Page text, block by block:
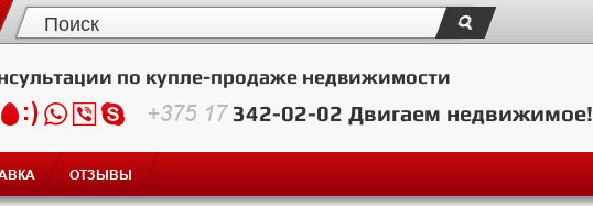
по купле-продаже недвижимости
+375 17342-02-02 Двигаем недвижимое!
ОТЗЫВЫ